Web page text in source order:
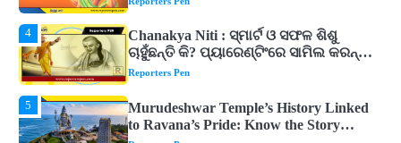
ଚାଣକ୍ୟଙ୍କ ଏହି ୬ଟି କଥା
Reporters Pen
5
Murudeshwar Temple’s History Linked
to Ravana’s Pride: Know the Story
Behind the 123-Foot Shiva Statue by the
Sea
Reporters Pen
1
ମହାନଦୀରେ ବଢୁଛି ପାଣି, ହୀରାକୁଦରେ ୧୨ ଗେଟ୍
ଖୋଲିଲା